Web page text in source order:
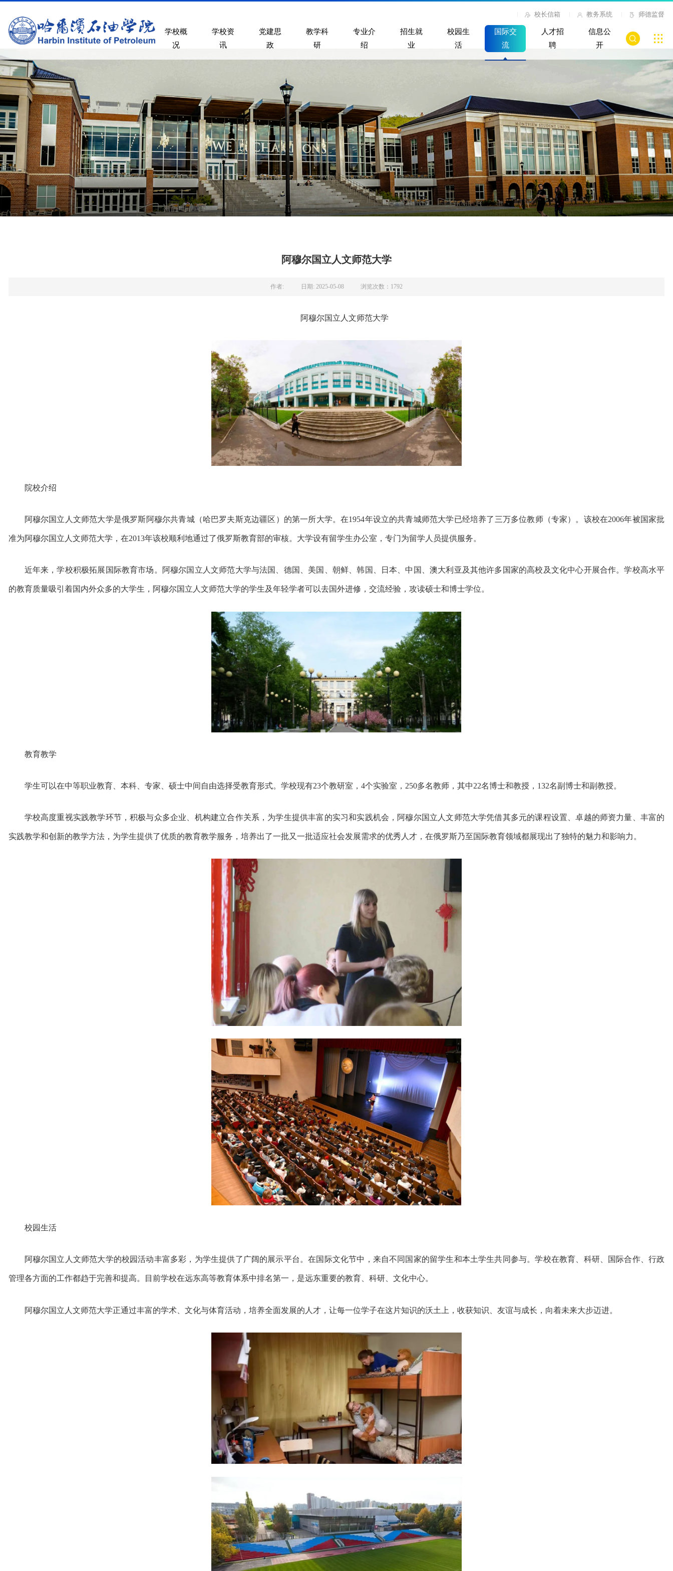
校长信箱 教务系统 师德监督
学校概
况
学校资
讯
党建思
政
教学科
研
专业介
绍
招生就
业
校园生
活
国际交
流
人才招
聘
信息公
开
阿穆尔国立人文师范大学
作者: 日期: 2025-05-08 浏览次数： 1792
阿穆尔国立人文师范大学
院校介绍
阿穆尔国立人文师范大学是俄罗斯阿穆尔共青城（哈巴罗夫斯克边疆区）的第一所大学。在1954年设立的共青城师范大学已经培养了三万多位教师（专家）。该校在2006年被国家批
准为阿穆尔国立人文师范大学，在2013年该校顺利地通过了俄罗斯教育部的审核。大学设有留学生办公室，专门为留学人员提供服务。
近年来，学校积极拓展国际教育市场。 阿穆尔国立人文师范大学与法国、德国、美国、朝鲜、韩国、日本、中国、澳大利亚及其他许多国家的高校及文化中心开展合作。学校高水平
的教育质量吸引着国内外众多的大学生，阿穆尔国立人文师范大学的学生及年轻学者可以去国外进修，交流经验，攻读硕士和博士学位。
教育教学
学生可以在中等职业教育、本科、专家、硕士中间自由选择受教育形式。 学校现有23个教研室，4个实验室，250多名教师，其中22名博士和教授，132名副博士和副教授。
学校高度重视实践教学环节，积极与众多企业、机构建立合作关系，为学生提供丰富的实习和实践机会，阿穆尔国立人文师范大学凭借其多元的课程设置、卓越的师资力量、丰富的
实践教学和创新的教学方法，为学生提供了优质的教育教学服务，培养出了一批又一批适应社会发展需求的优秀人才，在俄罗斯乃至国际教育领域都展现出了独特的魅力和影响力。
校园生活
阿穆尔国立人文师范大学的校园活动丰富多彩，为学生提供了广阔的展示平台。在国际文化节中，来自不同国家的留学生和本土学生共同参与。学校在教育、科研、国际合作、行政
管理各方面的工作都趋于完善和提高。目前学校在远东高等教育体系中排名第一，是远东重要的教育、科研、文化中心。
阿穆尔国立人文师范大学正通过丰富的学术、文化与体育活动，培养全面发展的人才，让每一位学子在这片知识的沃土上，收获知识、友谊与成长，向着未来大步迈进。